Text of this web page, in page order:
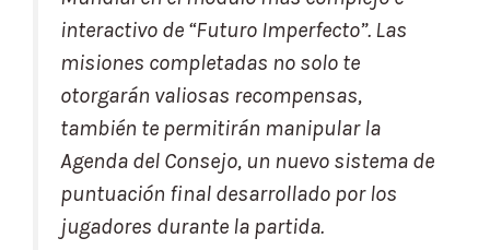
interactivo de “Futuro Imperfecto”. Las
misiones completadas no solo te
otorgarán valiosas recompensas,
también te permitirán manipular la
Agenda del Consejo, un nuevo sistema de
puntuación final desarrollado por los
jugadores durante la partida.